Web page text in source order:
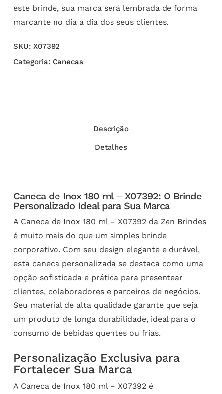
este brinde, sua marca será lembrada de forma
marcante no dia a dia dos seus clientes.
SKU: X07392
Categoria: Canecas
Descrição
Detalhes
Caneca de Inox 180 ml – X07392: O Brinde
Personalizado Ideal para Sua Marca
A Caneca de Inox 180 ml – X07392 da Zen Brindes
é muito mais do que um simples brinde
corporativo. Com seu design elegante e durável,
esta caneca personalizada se destaca como uma
opção sofisticada e prática para presentear
clientes, colaboradores e parceiros de negócios.
Seu material de alta qualidade garante que seja
um produto de longa durabilidade, ideal para o
consumo de bebidas quentes ou frias.
Personalização Exclusiva para
Fortalecer Sua Marca
A Caneca de Inox 180 ml – X07392 é